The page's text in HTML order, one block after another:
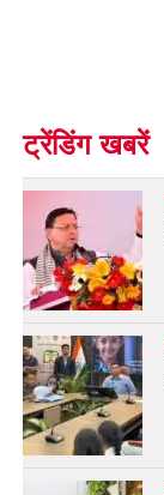
ट्रेंडिंग खबरें